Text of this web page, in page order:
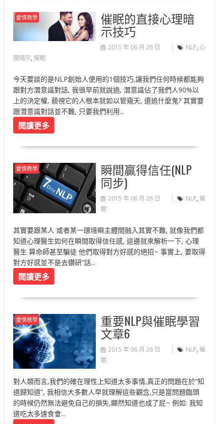
愛情教學 催眠的直接心理暗
示技巧
2015 年 06 月 26 日 NLP,心
理暗示,慛眠
今天要談的是NLP創始人使用的1個技巧,讓我們任何時候都能夠
跟對方潛意識對話, 我很早前就說過, 潛意識佔了我們人90%以
上的決定權, 藐視它的人根本就如以管窺天, 還追什麼鬼? 其實要
跟潛意識對話並不難, 只要我們利用...
閱讀更多
愛情教學 瞬間贏得信任(NLP
同步)
2015 年 06 月 26 日 NLP,催
眠
其實要跟某人 或者某一環境瞬主體間融入其實不難, 就像我們都
知道心理醫生如何在瞬間取得信任感, 這邊就來解析一下, 心理
醫生 算命師甚至騙徒 他們取得對方好感的絕招~ 事實上, 要取得
對方好感並不是去鑽研”話...
閱讀更多
愛情教學 重要NLP與催眠學習
文章6
2015 年 06 月 26 日 NLP,催
眠
對人類而言,我們的確在理性上知道太多事情,真正的問題在於”知
道歸知道”, 我相信大多數人早就理解這些觀念,只是當問題臨頭
的時候仍然無法避免自己的損失,顯然知道也成了屁~ 例如: 我知
道吃太多速食會...